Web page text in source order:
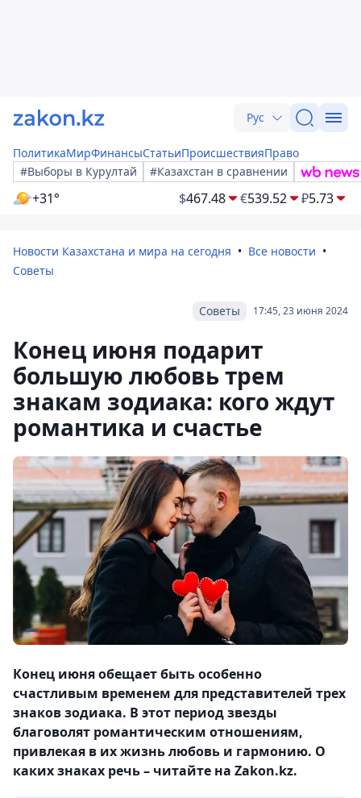
Рус
ПолитикаМирФинансыСтатьиПроисшествияПраво
#Выборы в Курултай
#Казахстан в сравнении
+31° $467.48 €539.52 ₽5.73
Новости Казахстана и мира на сегодня
Все новости
Советы
17:45, 23 июня 2024
Советы
Конец июня подарит
большую любовь трем
знакам зодиака: кого ждут
романтика и счастье
Конец июня обещает быть особенно
счастливым временем для представителей трех
знаков зодиака. В этот период звезды
благоволят романтическим отношениям,
привлекая в их жизнь любовь и гармонию. О
каких знаках речь – читайте на Zakon.kz.